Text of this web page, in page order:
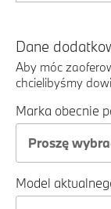
Dane
Aby móc
chcielibyśmy
Marka obecnie
Proszę
Model